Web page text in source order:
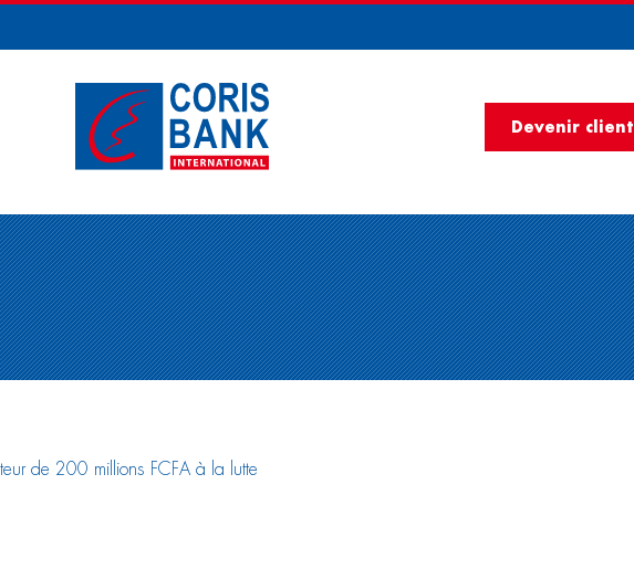
Devenir client
de 200 millions FCFA à la lutte